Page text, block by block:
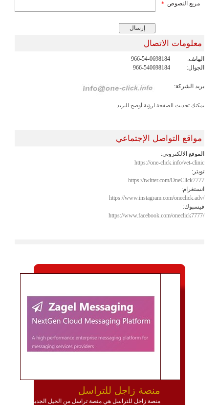
مربع النصوص *
معلومات الاتصال
الهاتف:
966-54-0698184
الجوال:
966-540698184
بريد الشركة:
يمكنك تحديث الصفحة لرؤية أوضح للبريد
مواقع التواصل الإجتماعي
الموقع الالكتروني:
https://one-click.info/vet-clinic
تويتر:
https://twitter.com/OneClick7777
انستغرام:
https://www.instagram.com/oneclick.adv/
فيسبوك:
https://www.facebook.com/oneclick7777/
منصة زاجل للتراسل
منصة زاجل للتراسل هي منصة تراسل من الجيل الجديد